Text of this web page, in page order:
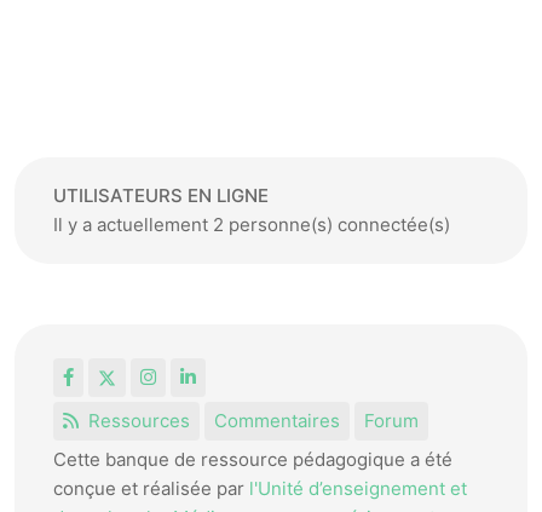
UTILISATEURS EN LIGNE
Il y a actuellement 2 personne(s) connectée(s)
FacebookInstagram
LinkedIn
Ressources
Commentaires
Forum
Cette banque de ressource pédagogique a été
conçue et réalisée par l'Unité d’enseignement et